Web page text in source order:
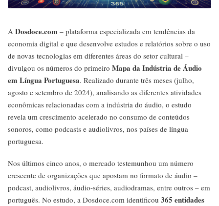
A Dosdoce.com – plataforma especializada em tendências da
economia digital e que desenvolve estudos e relatórios sobre o uso
de novas tecnologias em diferentes áreas do setor cultural –
divulgou os números do primeiro Mapa da Indústria de Áudio
em Língua Portuguesa. Realizado durante três meses (julho,
agosto e setembro de 2024), analisando as diferentes atividades
econômicas relacionadas com a indústria do áudio, o estudo
revela um crescimento acelerado no consumo de conteúdos
sonoros, como podcasts e audiolivros, nos países de língua
portuguesa.
Nos últimos cinco anos, o mercado testemunhou um número
crescente de organizações que apostam no formato de áudio –
podcast, audiolivros, áudio-séries, audiodramas, entre outros – em
português. No estudo, a Dosdoce.com identificou 365 entidades